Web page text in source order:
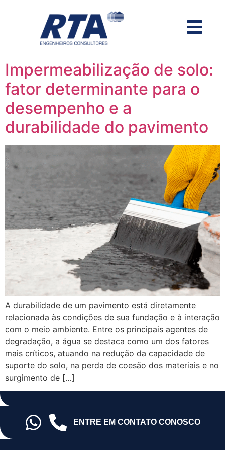
Impermeabilização de solo:
fator determinante para o
desempenho e a
durabilidade do pavimento
A durabilidade de um pavimento está diretamente
relacionada às condições de sua fundação e à interação
com o meio ambiente. Entre os principais agentes de
degradação, a água se destaca como um dos fatores
mais críticos, atuando na redução da capacidade de
suporte do solo, na perda de coesão dos materiais e no
surgimento de […]
ENTRE EM CONTATO CONOSCO